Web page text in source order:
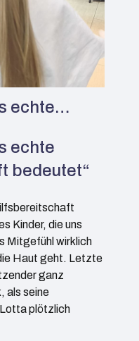
echte…
echte
bedeutet“
Kinder, die uns
Mitgefühl wirklich
Haut geht. Letzte
ganz
als seine
plötzlich